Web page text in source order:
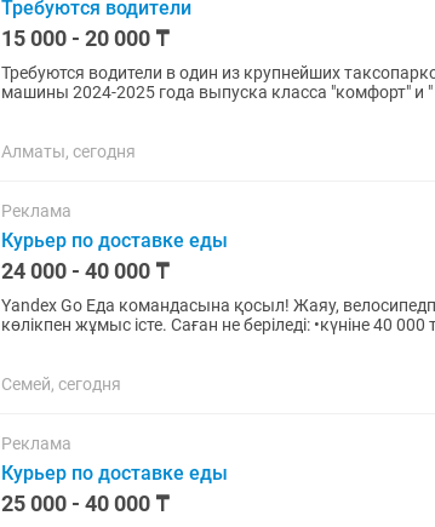
Требуются водители
15 000 - 20 000 ₸
Требуются водители в один из крупнейших
машины 2024-2025 года выпуска класса "комфорт" и "
Алматы, сегодня
Реклама
Курьер по доставке еды
24 000 - 40 000 ₸
Yandex Go Еда командасына қосыл! Жаяу, велосипедпен, самокатпен, мопедпен немесе
көлікпен жұмыс істе. Саған не беріледі: •күніне 40 000 тг дейін (айына 900 000 тг дейін) •икемді
Семей, сегодня
Реклама
Курьер по доставке еды
25 000 - 40 000 ₸